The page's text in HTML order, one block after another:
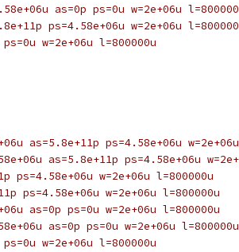
as=0p ps=0u w=2e+06u
ps=4.58e+06u w=2e+06u
w=2e+06u l=800000u
as=5.8e+11p ps=4.58e+06u
as=5.8e+11p ps=4.58e+06u
ps=4.58e+06u w=2e+06u l=800000u
ps=4.58e+06u w=2e+06u l=800000u
as=0p ps=0u w=2e+06u l=800000u
as=0p ps=0u w=2e+06u l=800000u
w=2e+06u l=800000u